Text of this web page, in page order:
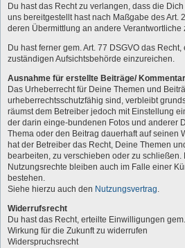
Du hast das Recht zu verlangen, dass die
uns bereitgestellt hast nach Maßgabe des Art.
deren Übermittlung an andere Verantwortliche
Du hast ferner gem. Art. 77 DSGVO das
zuständigen Aufsichtsbehörde einzureichen.
Ausnahme für erstellte Beiträge/
Das Urheberrecht für Deine Themen und
urheberrechtsschutzfähig sind, verbleibt
räumst dem Betreiber jedoch mit Einstellung
der darin einge-bundenen Fotos und anderer
Thema oder den Beitrag dauerhaft auf seinen
hat der Betreiber das Recht, Deine Themen
bearbeiten, zu verschieben oder zu schließen.
Nutzungsrechte bleiben auch im Falle einer
bestehen.
Siehe hierzu auch den Nutzungsvertrag
Widerrufsrecht
Du hast das Recht, erteilte Einwilligungen
Wirkung für die Zukunft zu widerrufen
Widerspruchsrecht